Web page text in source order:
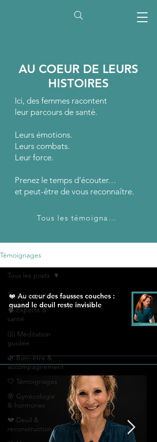
AU COEUR DE LEURS
HISTOIRES
Ici, des femmes racontent
leur parcours de santé.
Leurs émotions.
Leurs combats.
Leur force.​
Prenez le temps d’écouter…
et peut-être de vous reconnaître.
Tous les témoignages
Témoignages
Tous les posts
🧠 Experts &
santé
🧘‍♀️ Méditation
guidée
🌿 Bien-être &
accompagnement
🤍 Témoignages
🌸 Gynécologie
& hormones
💔 Deuil &
reconstruction
Tous les posts
❤️ Au cœur des fausses couches :
quand le deuil reste invisible